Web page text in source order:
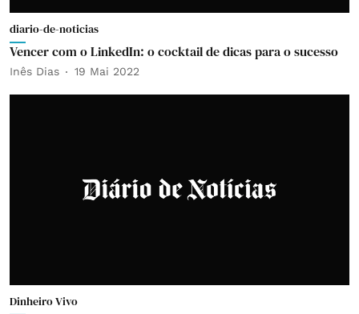
diario-de-noticias
Vencer com o LinkedIn: o cocktail de dicas para o sucesso
Inês Dias 19 Mai 2022
Dinheiro Vivo